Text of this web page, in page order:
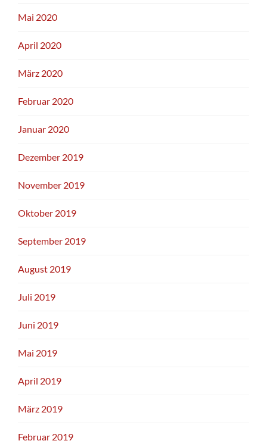
Mai 2020
April 2020
März 2020
Februar 2020
Januar 2020
Dezember 2019
November 2019
Oktober 2019
September 2019
August 2019
Juli 2019
Juni 2019
Mai 2019
April 2019
März 2019
Februar 2019